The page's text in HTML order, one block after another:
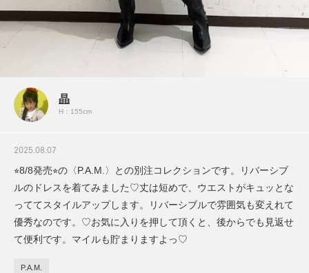
晶
H：155cm
2025.08.07
⭐︎8/8発売⭐︎の〈P.A.M.〉との別注コレクションです。リバーシブ
ルのドレスを着てみました♡丈は短めで、ウエストがキュッとな
っててスタイルアップします。リバーシブルで雰囲気も変えれて
優秀なのです。♡お気に入りを押して頂くと、後からでも見返せ
て便利です。マイルも貯まりますよっ♡
P.A.M.